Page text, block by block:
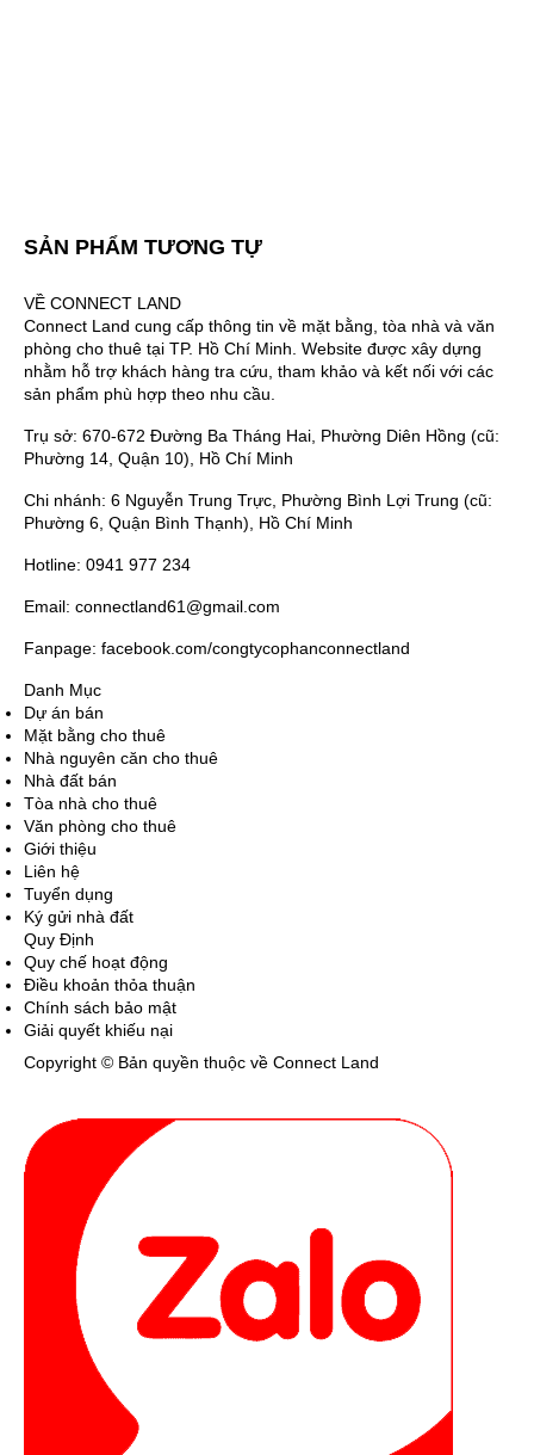
SẢN PHẨM TƯƠNG TỰ
VỀ CONNECT LAND
Connect Land cung cấp thông tin về mặt bằng, tòa nhà và văn
phòng cho thuê tại TP. Hồ Chí Minh. Website được xây dựng
nhằm hỗ trợ khách hàng tra cứu, tham khảo và kết nối với các
sản phẩm phù hợp theo nhu cầu.
Trụ sở: 670-672 Đường Ba Tháng Hai, Phường Diên Hồng (cũ:
Phường 14, Quận 10), Hồ Chí Minh
Chi nhánh: 6 Nguyễn Trung Trực, Phường Bình Lợi Trung (cũ:
Phường 6, Quận Bình Thạnh), Hồ Chí Minh
Hotline: 0941 977 234
Email: connectland61@gmail.com
Fanpage: facebook.com/congtycophanconnectland
Danh Mục
Dự án bán
Mặt bằng cho thuê
Nhà nguyên căn cho thuê
Nhà đất bán
Tòa nhà cho thuê
Văn phòng cho thuê
Giới thiệu
Liên hệ
Tuyển dụng
Ký gửi nhà đất
Quy Định
Quy chế hoạt động
Điều khoản thỏa thuận
Chính sách bảo mật
Giải quyết khiếu nại
Copyright © Bản quyền thuộc về Connect Land